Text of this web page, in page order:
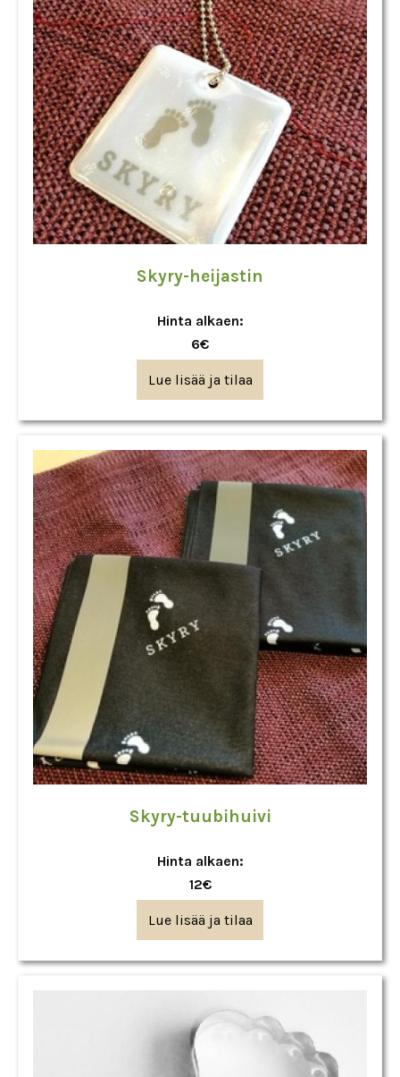
Skyry-heijastin
Hinta alkaen:
6€
Lue lisää ja tilaa
Skyry-tuubihuivi
Hinta alkaen:
12€
Lue lisää ja tilaa